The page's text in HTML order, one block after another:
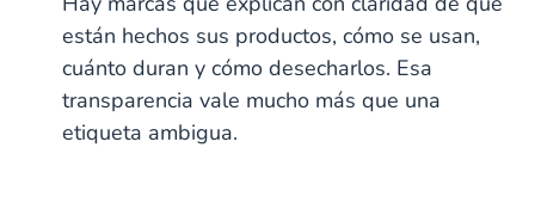
están hechos sus productos, cómo se usan,
cuánto duran y cómo desecharlos. Esa
transparencia vale mucho más que una
etiqueta ambigua.